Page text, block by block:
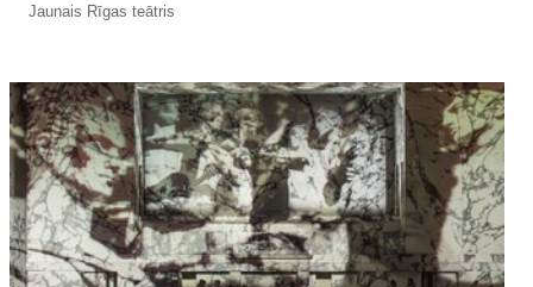
Jaunais Rīgas teātris